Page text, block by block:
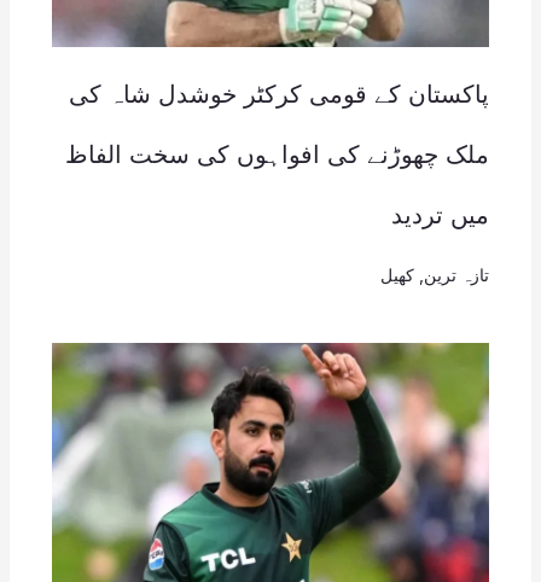
پاکستان کے قومی کرکٹر خوشدل شاہ کی
ملک چھوڑنے کی افواہوں کی سخت الفاظ
میں تردید
تازہ ترین کھیل